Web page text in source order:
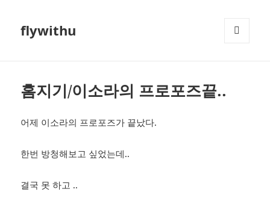
flywithu
홈지기/이소라의 프로포즈끝..
어제 이소라의 프로포즈가 끝났다.
한번 방청해보고 싶었는데..
결국 못 하고 ..